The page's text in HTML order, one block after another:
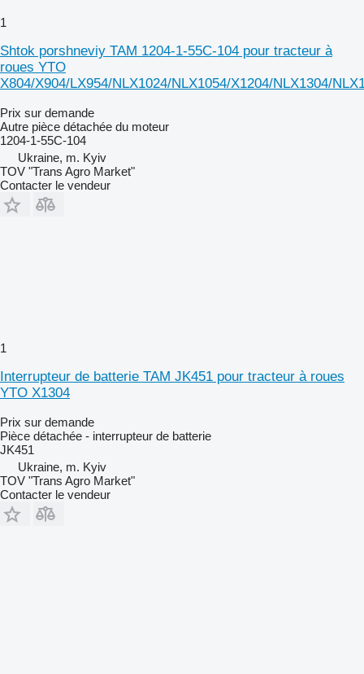
1
Shtok porshneviy TAM 1204-1-55C-104 pour tracteur à
roues YTO
X804/X904/LX954/NLX1024/NLX1054/X1204/NLX1304/
Prix sur demande
Autre pièce détachée du moteur
1204-1-55C-104
Ukraine, m. Kyiv
TOV "Trans Agro Market"
Contacter le vendeur
1
Interrupteur de batterie TAM JK451 pour tracteur à roues
YTO X1304
Prix sur demande
Pièce détachée - interrupteur de batterie
JK451
Ukraine, m. Kyiv
TOV "Trans Agro Market"
Contacter le vendeur